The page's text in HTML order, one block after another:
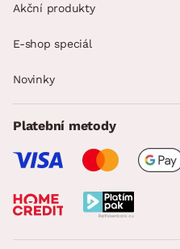
Akční produkty
E-shop speciál
Novinky
Platební metody